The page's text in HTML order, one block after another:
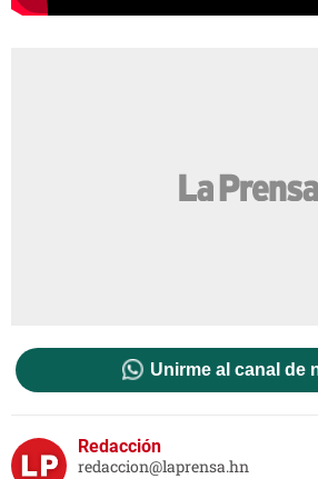
Unirme al canal de
Redacción
redaccion@laprensa.hn